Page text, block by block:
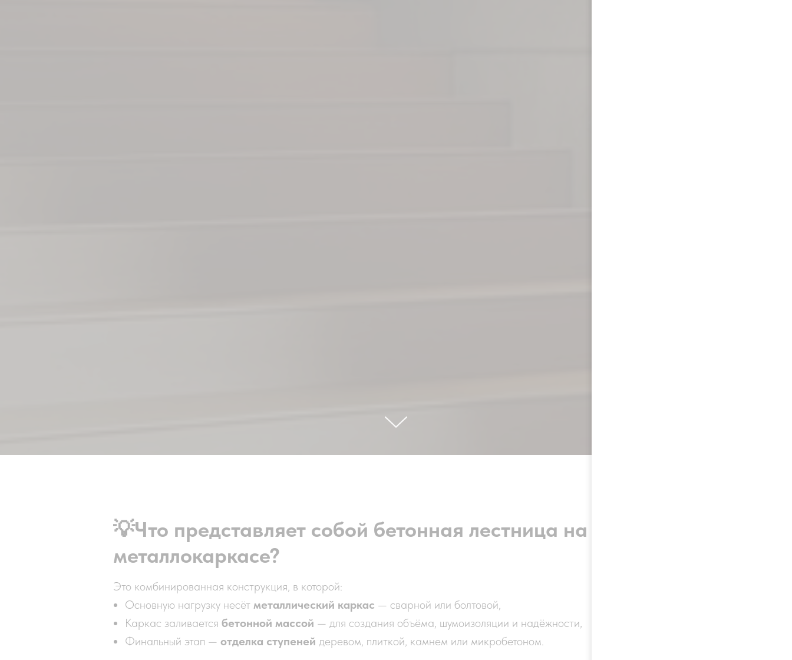
💡Что представляет собой бетонная лестница на
металлокаркасе?
Это комбинированная конструкция, в которой:
Основную нагрузку несёт металлический каркас — сварной или болтовой,
Каркас заливается бетонной массой — для создания объёма, шумоизоляции и надёжности,
Финальный этап — отделка ступеней деревом, плиткой, камнем или микробетоном.